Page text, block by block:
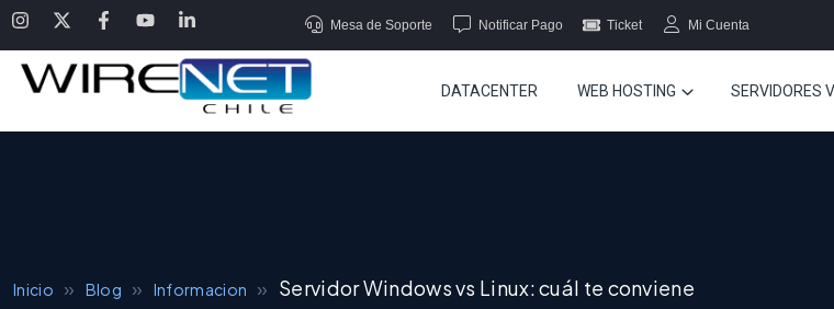
Mesa de Soporte Notificar Pago Ticket Mi Cuenta
DATACENTER WEB HOSTING SERVIDORES
Inicio » Blog » Informacion » Servidor Windows vs Linux: cuál te conviene